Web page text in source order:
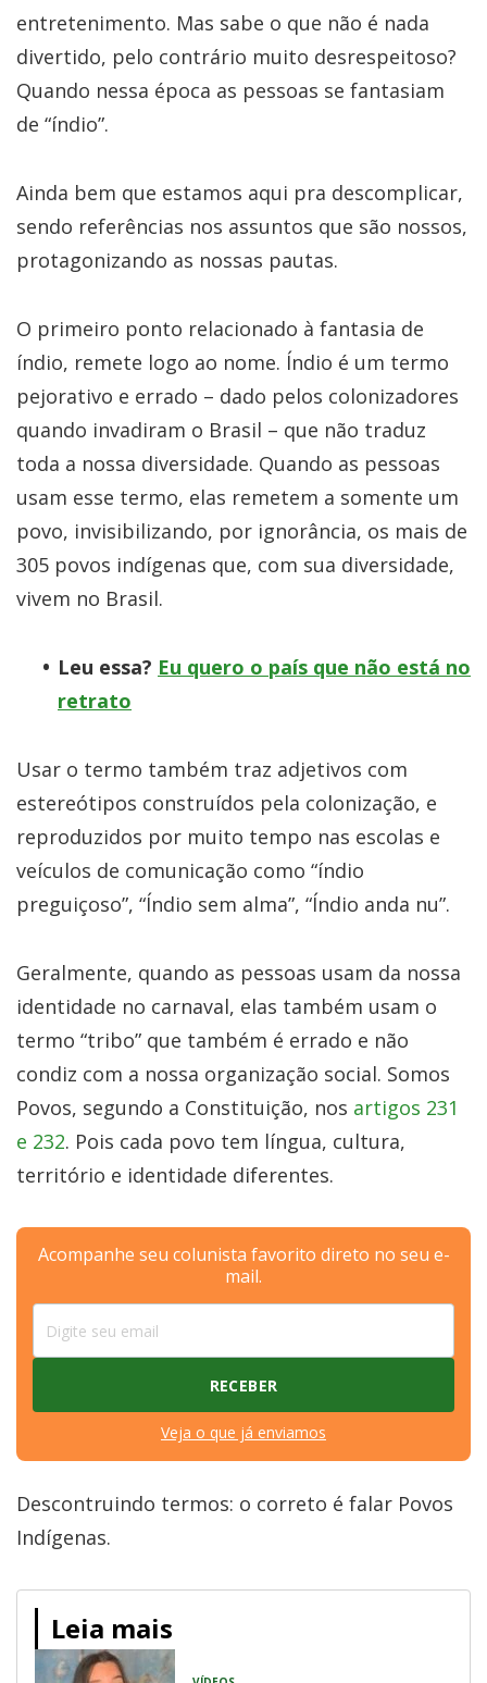
entretenimento. Mas sabe o que não é nada
divertido, pelo contrário muito desrespeitoso?
Quando nessa época as pessoas se fantasiam
de “índio”.
Ainda bem que estamos aqui pra descomplicar,
sendo referências nos assuntos que são nossos,
protagonizando as nossas pautas.
O primeiro ponto relacionado à fantasia de
índio, remete logo ao nome. Índio é um termo
pejorativo e errado – dado pelos colonizadores
quando invadiram o Brasil – que não traduz
toda a nossa diversidade. Quando as pessoas
usam esse termo, elas remetem a somente um
povo, invisibilizando, por ignorância, os mais de
305 povos indígenas que, com sua diversidade,
vivem no Brasil.
Leu essa? Eu quero o país que não está no
retrato
Usar o termo também traz adjetivos com
estereótipos construídos pela colonização, e
reproduzidos por muito tempo nas escolas e
veículos de comunicação como “índio
preguiçoso”, “Índio sem alma”, “Índio anda nu”.
Geralmente, quando as pessoas usam da nossa
identidade no carnaval, elas também usam o
termo “tribo” que também é errado e não
condiz com a nossa organização social. Somos
Povos, segundo a Constituição, nos artigos 231
e 232. Pois cada povo tem língua, cultura,
território e identidade diferentes.
Acompanhe seu colunista favorito direto no seu e-
mail.
Veja o que já enviamos
Descontruindo termos: o correto é falar Povos
Indígenas.
Leia mais